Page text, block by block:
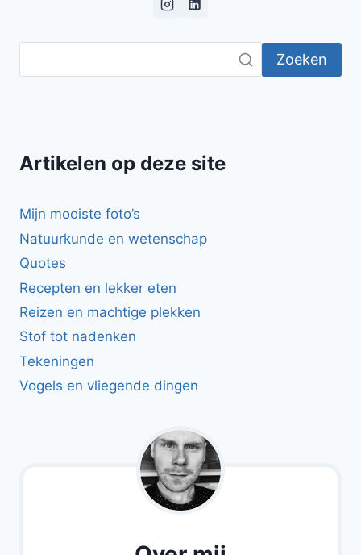
Zoeken
Artikelen op deze site
Mijn mooiste foto’s
Natuurkunde en wetenschap
Quotes
Recepten en lekker eten
Reizen en machtige plekken
Stof tot nadenken
Tekeningen
Vogels en vliegende dingen